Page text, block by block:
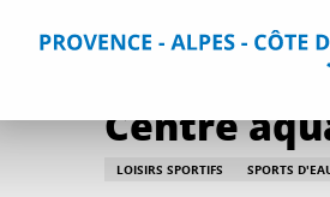
Accueil Que faire ?
Centre
LOISIRS SPORTIFS SPORTS